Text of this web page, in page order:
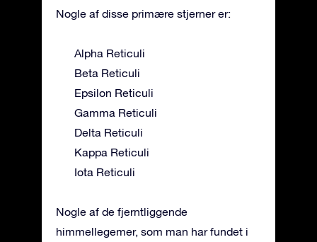
Nogle af disse primære stjerner er:
Alpha Reticuli
Beta Reticuli
Epsilon Reticuli
Gamma Reticuli
Delta Reticuli
Kappa Reticuli
Iota Reticuli
Nogle af de fjerntliggende
himmellegemer, som man har fundet i